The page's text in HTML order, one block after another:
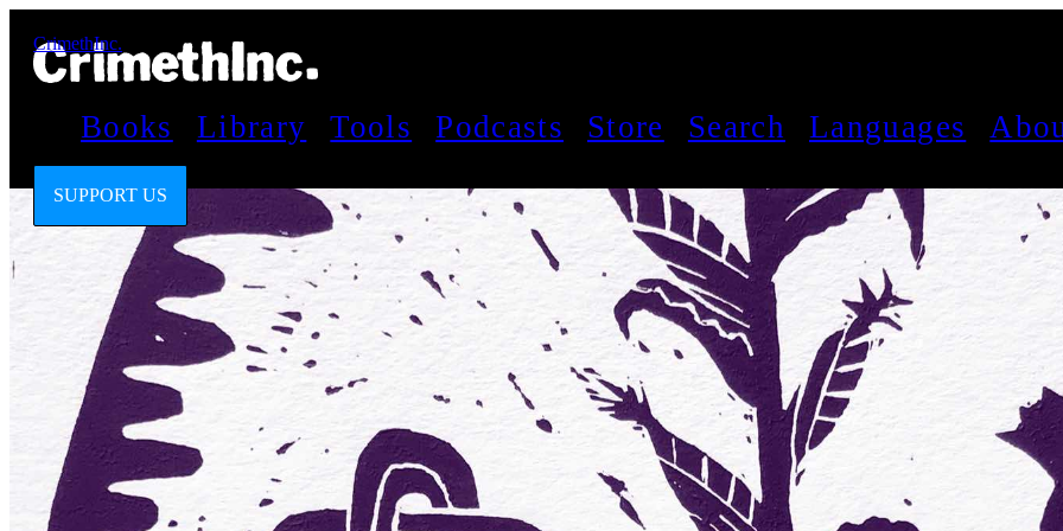
CrimethInc.
Books Library Tools Podcasts Store Search Languages
SUPPORT US